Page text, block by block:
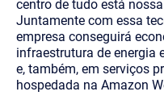
centro de tudo está
Juntamente com essa
empresa conseguirá
infraestrutura de energia
e, também, em serviços
hospedada na Amazon